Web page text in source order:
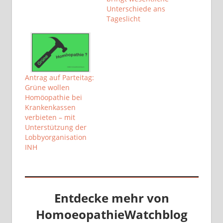
Unterschiede ans
Tageslicht
Antrag auf Parteitag:
Grüne wollen
Homöopathie bei
Krankenkassen
verbieten – mit
Unterstützung der
Lobbyorganisation
INH
Entdecke mehr von
HomoeopathieWatchblog